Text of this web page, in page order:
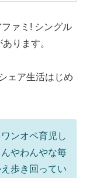
ァミ! シングル
ります。
ェア生活はじめ
ンオペ育児し
やわんやな毎
歩き回ってい